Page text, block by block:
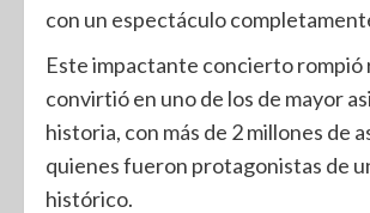
con un espectáculo
Este impactante concierto rompió
convirtió en uno de los de mayor
historia, con más de 2 millones de
quienes fueron protagonistas de
histórico.